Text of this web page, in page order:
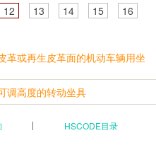
12 13 14 15
16
革或再生皮革面的机动车辆用坐
调高度的转动坐具
HSCODE目录